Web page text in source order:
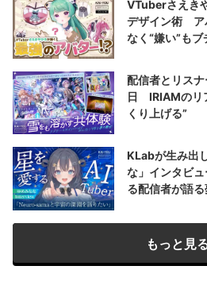
VTuberさえき
デザイン術 ア
なく“嫌い”も
配信者とリス
日 IRIAMのリ
くり上げる”
KLabが生み出
な」インタビ
る配信者が語る
もっと見